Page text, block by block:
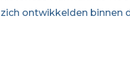
zich ontwikkelden binnen